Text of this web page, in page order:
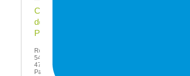
Contribuciones Patronales con
destino al Sistema Integrado
Previs...
Resolución General 5420/2023 RESOG-2023-
5420-E-AFIP-AFIP - Seguridad Social. Decreto N°
478/23. Empleadores Sector Salud. Contribuciones
Patronales con de...